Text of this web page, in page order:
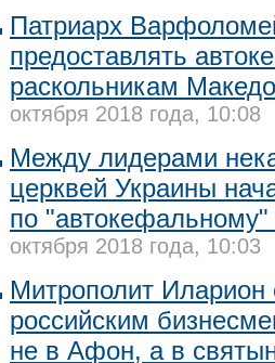
Патриарх
предоставлять
раскольникам
октября 2018 года, 10:08
Между лидерами
церквей Украины
по
октября 2018 года, 10:03
Митрополит Иларион
российским
не в Афон, а в